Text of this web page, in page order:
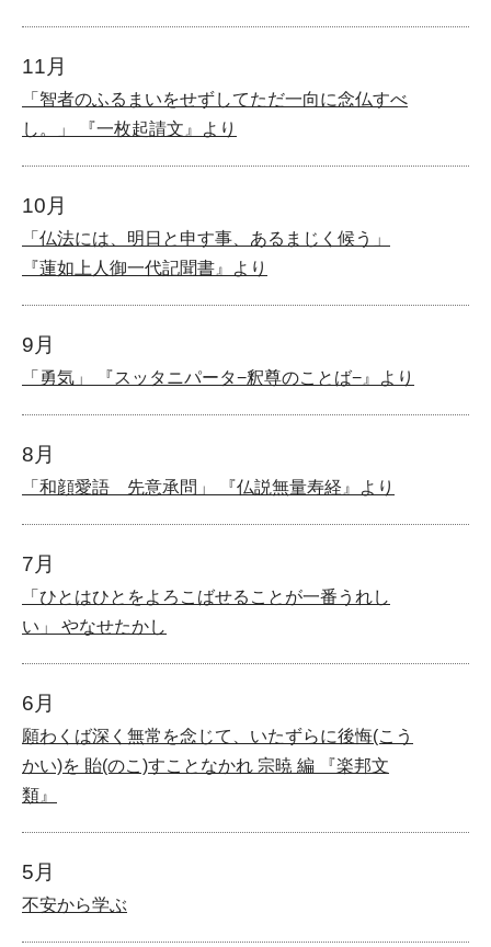
11月
「智者のふるまいをせずしてただ一向に念仏すべ
し。」 『一枚起請文』より
10月
「仏法には、明日と申す事、あるまじく候う」
『蓮如上人御一代記聞書』より
9月
「勇気」 『スッタニパータ−釈尊のことば−』より
8月
「和顔愛語 先意承問」 『仏説無量寿経』より
7月
「ひとはひとをよろこばせることが一番うれし
い」 やなせたかし
6月
願わくば深く無常を念じて、いたずらに後悔(こう
かい)を 貽(のこ)すことなかれ 宗暁 編 『楽邦文
類』
5月
不安から学ぶ